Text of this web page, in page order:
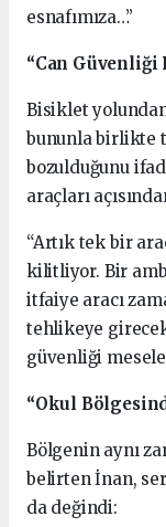
esnafımıza…”
“Can
Bisiklet
bununla birlikte
bozulduğunu
araçları
“Artık tek bir
kilitliyor. Bir
itfaiye aracı
tehlikeye
güvenliği
“Okul
Bölgenin aynı
belirten İnan,
da değindi: